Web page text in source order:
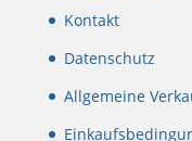
Kontakt
Datenschutz
Allgemeine